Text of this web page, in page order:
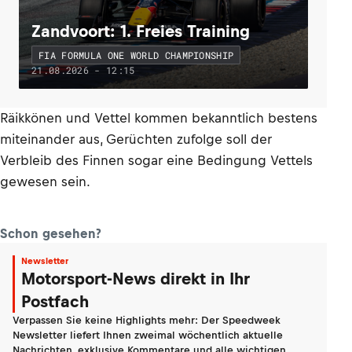
Zandvoort: 1. Freies Training
FIA FORMULA ONE WORLD CHAMPIONSHIP
21.08.2026 - 12:15
Räikkönen und Vettel kommen bekanntlich bestens
miteinander aus, Gerüchten zufolge soll der
Verbleib des Finnen sogar eine Bedingung Vettels
gewesen sein.
Schon gesehen?
Newsletter
Motorsport-News direkt in Ihr
Postfach
Verpassen Sie keine Highlights mehr: Der Speedweek
Newsletter liefert Ihnen zweimal wöchentlich aktuelle